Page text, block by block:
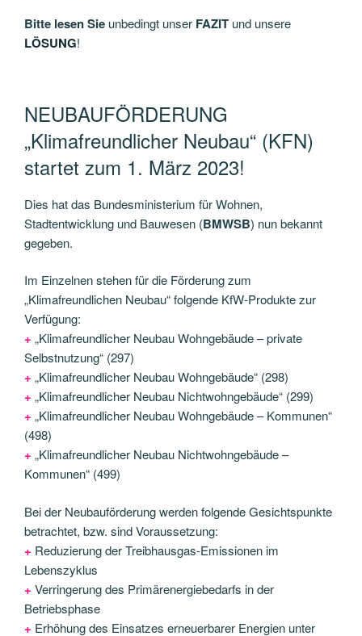
Bitte lesen Sie unbedingt unser FAZIT und unsere
LÖSUNG!
NEUBAUFÖRDERUNG
„Klimafreundlicher Neubau“ (KFN)
startet zum 1. März 2023!
Dies hat das Bundesministerium für Wohnen,
Stadtentwicklung und Bauwesen (BMWSB) nun bekannt
gegeben.
Im Einzelnen stehen für die Förderung zum
„Klimafreundlichen Neubau“ folgende KfW-Produkte zur
Verfügung:
+ „Klimafreundlicher Neubau Wohngebäude – private
Selbstnutzung“ (297)
+ „Klimafreundlicher Neubau Wohngebäude“ (298)
+ „Klimafreundlicher Neubau Nichtwohngebäude“ (299)
+ „Klimafreundlicher Neubau Wohngebäude – Kommunen“
(498)
+ „Klimafreundlicher Neubau Nichtwohngebäude –
Kommunen“ (499)
Bei der Neubauförderung werden folgende Gesichtspunkte
betrachtet, bzw. sind Voraussetzung:
+ Reduzierung der Treibhausgas-Emissionen im
Lebenszyklus
+ Verringerung des Primärenergiebedarfs in der
Betriebsphase
+ Erhöhung des Einsatzes erneuerbarer Energien unter